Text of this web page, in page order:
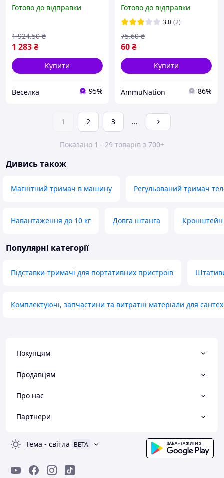
дюймів максимальне
FLAME
Готово до відправки
1 283₴
1 924.50 ₴
Купити
Веселка 95%
лійки з регулюванням на
360 градусів.
Готово до відправки
3.0 (2)
60₴
75.60 ₴
Купити
AmmuNation 86%
1 2 3 ...
Показано 1 - 29 товарів з 700+
Дивись також
Магнітний тримач в машину Регульований тримач
Навантаження до 10 кг Довга штанга Кронштейн
Популярні категорії
Підставки-тримачі для портативних пристроїв
Комплектуючі, запчастини та витратні матеріали для
Покупцям
Продавцям
Про нас
Партнери
Тема - світла BETA